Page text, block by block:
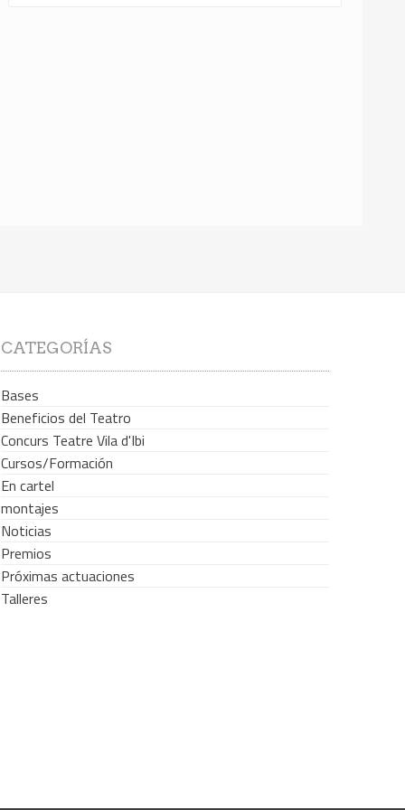
CATEGORÍAS
Bases
Beneficios del Teatro
Concurs Teatre Vila d'Ibi
Cursos/Formación
En cartel
montajes
Noticias
Premios
Próximas actuaciones
Talleres